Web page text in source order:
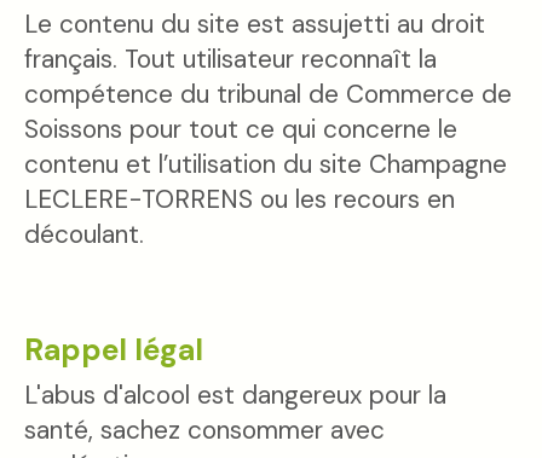
Le contenu du site est assujetti au droit
français. Tout utilisateur reconnaît la
compétence du tribunal de Commerce de
Soissons pour tout ce qui concerne le
contenu et l’utilisation du site Champagne
LECLERE-TORRENS ou les recours en
découlant.
Rappel légal
L'abus d'alcool est dangereux pour la
santé, sachez consommer avec